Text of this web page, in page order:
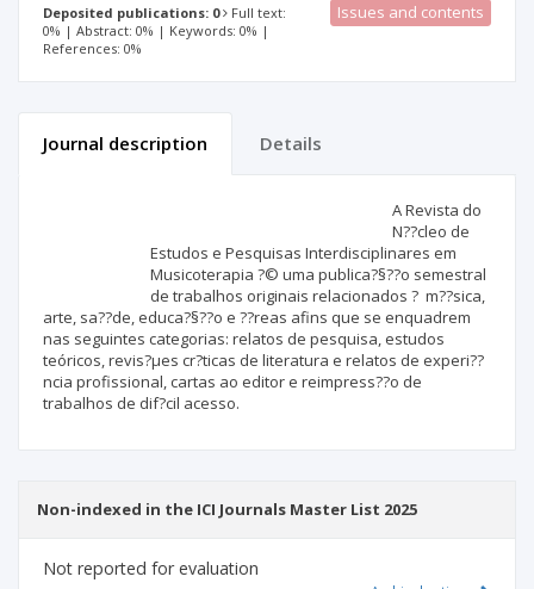
Deposited publications: 0
Full text:
0% | Abstract: 0% | Keywords: 0% |
References: 0%
Issues and contents
Journal description Details
A Revista do
N??cleo de
Estudos e Pesquisas Interdisciplinares em
Musicoterapia ?© uma publica?§??o semestral
de trabalhos originais relacionados ? m??sica,
arte, sa??de, educa?§??o e ??reas afins que se enquadrem
nas seguintes categorias: relatos de pesquisa, estudos
teóricos, revis?µes cr?­ticas de literatura e relatos de experi??
ncia profissional, cartas ao editor e reimpress??o de
trabalhos de dif?­cil acesso.
Non-indexed in the ICI Journals Master List 2025
Not reported for evaluation